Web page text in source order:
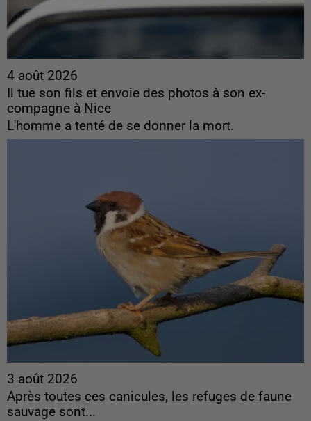
4 août 2026
Il tue son fils et envoie des photos à son ex-
compagne à Nice
L'homme a tenté de se donner la mort.
3 août 2026
Après toutes ces canicules, les refuges de faune
sauvage sont...